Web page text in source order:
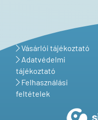
Vásárlói tájékoztató
Adatvédelmi
tájékoztató
Felhasználási
feltételek